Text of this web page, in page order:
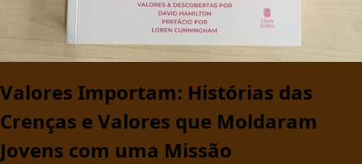
Valores Importam: Histórias das
Crenças e Valores que Moldaram
Jovens com uma Missão